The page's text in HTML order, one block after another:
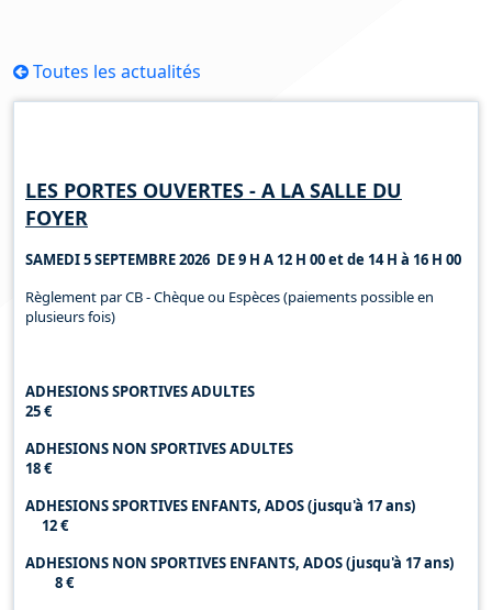
Toutes les actualités
LES PORTES OUVERTES - A LA SALLE DU
FOYER
SAMEDI 5 SEPTEMBRE 2026 DE 9 H A 12 H 00 et de 14 H à 16 H 00
Règlement par CB - Chèque ou Espèces (paiements possible en
plusieurs fois)
ADHESIONS SPORTIVES ADULTES
25 €
ADHESIONS NON SPORTIVES ADULTES
18 €
ADHESIONS SPORTIVES ENFANTS, ADOS (jusqu'à 17 ans)
12 €
ADHESIONS NON SPORTIVES ENFANTS, ADOS (jusqu'à 17 ans)
8 €